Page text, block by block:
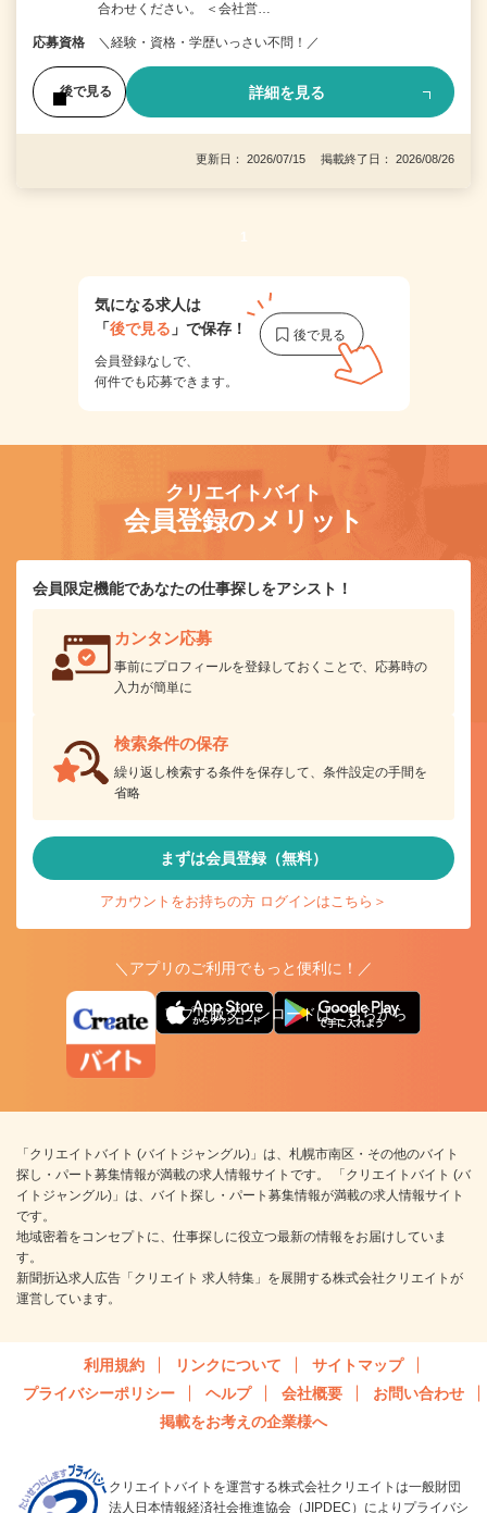
合わせください。 ＜会社営…
応募資格 ＼経験・資格・学歴いっさい不問！／
後で見る 詳細を見る
更新日： 2026/07/15 掲載終了日： 2026/08/26
1
気になる求人は
「後で見る 」で保存！
会員登録なしで、
何件でも応募できます。
クリエイトバイト
会員登録のメリット
会員限定機能であなたの仕事探しをアシスト！
カンタン応募
事前にプロフィールを登録しておくことで、応募時の
入力が簡単に
検索条件の保存
繰り返し検索する条件を保存して、条件設定の手間を
省略
まずは会員登録（無料）
アカウントをお持ちの方 ログインはこちら＞
＼アプリのご利用でもっと便利に！／
アプリ版ダウンロードはこちらから
「クリエイトバイト (バイトジャングル)」は、札幌市南区・その他のバイト
探し・パート募集情報が満載の求人情報サイトです。 「クリエイトバイト (バ
イトジャングル)」は、バイト探し・パート募集情報が満載の求人情報サイト
です。
地域密着をコンセプトに、仕事探しに役立つ最新の情報をお届けしていま
す。
新聞折込求人広告「クリエイト 求人特集」を展開する株式会社クリエイトが
運営しています。
利用規約 リンクについて
サイトマップ
プライバシーポリシー
ヘルプ 会社概要
お問い合わせ
掲載をお考えの企業様へ
クリエイトバイトを運営する株式会社クリエイトは一般財団
法人日本情報経済社会推進協会（JIPDEC）によりプライバシ